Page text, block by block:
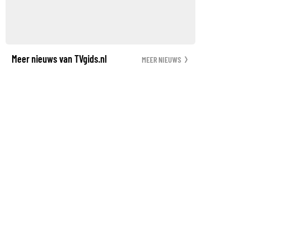
Meer nieuws van TVgids.nl MEER NIEUWS